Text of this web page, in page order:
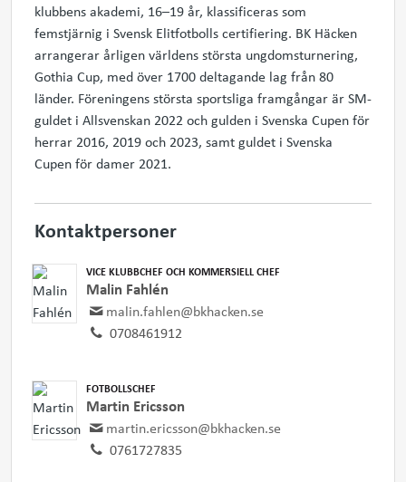
klubbens akademi, 16–19 år, klassificeras som
femstjärnig i Svensk Elitfotbolls certifiering. BK Häcken
arrangerar årligen världens största ungdomsturnering,
Gothia Cup, med över 1700 deltagande lag från 80
länder. Föreningens största sportsliga framgångar är SM-
guldet i Allsvenskan 2022 och gulden i Svenska Cupen för
herrar 2016, 2019 och 2023, samt guldet i Svenska
Cupen för damer 2021.
Kontaktpersoner
VICE KLUBBCHEF OCH KOMMERSIELL CHEF
Malin Fahlén
malin.fahlen@bkhacken.se
0708461912
FOTBOLLSCHEF
Martin Ericsson
martin.ericsson@bkhacken.se
0761727835